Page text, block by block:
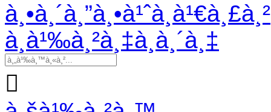
à¸•à¸´à¸”à¸•à¹ˆà¸­à¹€à¸£à¸²
à¸­à¹‰à¸²à¸‡à¸­à¸´à¸‡
